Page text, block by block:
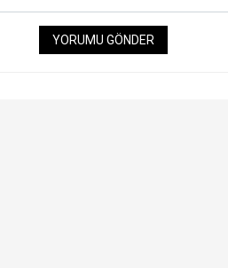
YORUMU GÖNDER